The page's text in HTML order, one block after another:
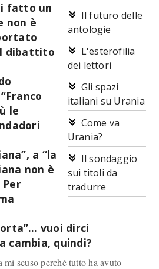
Il futuro delle
antologie
L'esterofilia
dei lettori
Gli spazi
italiani su Urania
Come va
Urania?
Il sondaggio
sui titoli da
tradurre
fatto un
non è
dibattito
le
a “la
non è
Per
vuoi dirci
cambia, quindi?
scuso perché tutto ha avuto